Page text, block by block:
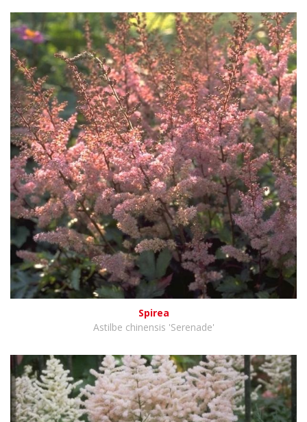
Spirea
Astilbe chinensis 'Serenade'